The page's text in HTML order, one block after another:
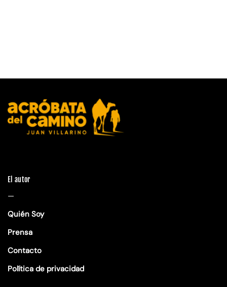
El autor
—
Quién Soy
Prensa
Contacto
Política de privacidad